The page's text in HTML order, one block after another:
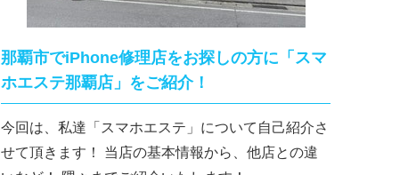
那覇市でiPhone修理店をお探しの方に「スマ
ホエステ那覇店」をご紹介！
今回は、私達「スマホエステ」について自己紹介さ
せて頂きます！ 当店の基本情報から、他店との違